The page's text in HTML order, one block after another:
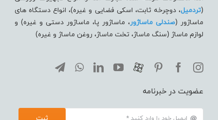
(تردميل، دوچرخه ثابت، اسکی فضایی و غیره)، انواع دستگاه های
ماساژور (صندلی ماساژور، ماساژور پا، ماساژور دستی و غیره) و
لوازم ماساژ (سنگ ماساژ، تخت ماساژ، روغن ماساژ و غیره)
عضویت در خبرنامه